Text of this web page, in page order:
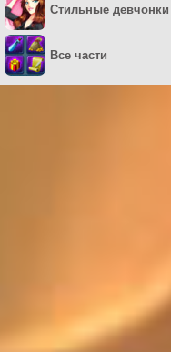
Стильные девчонки
Все части